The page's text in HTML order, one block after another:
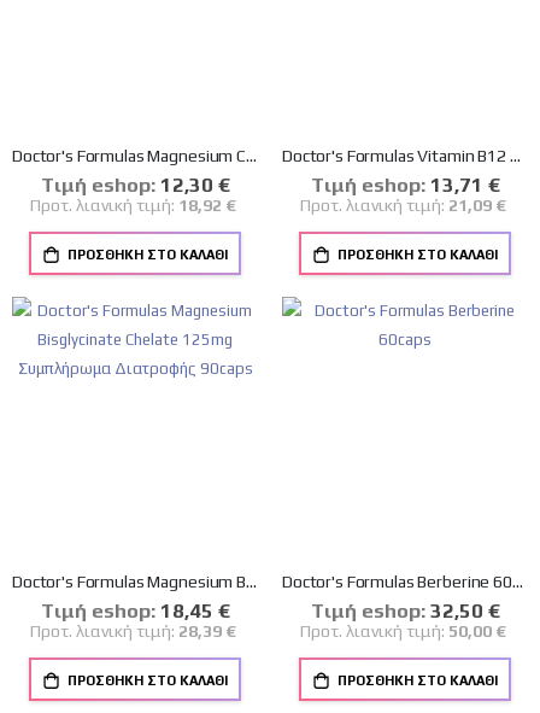
Doctor's Formulas Magnesium Citrate 200mg Συμπλήρωμα Διατροφής 60tabs
Tιμή eshop: Ειδική
Τιμή
12,30 €
Προτ. λιανική τιμή: 18,92 €
ΠΡΟΣΘΉΚΗ ΣΤΟ ΚΑΛΆΘΙ
Doctor's Formulas Vitamin B12 Spray 30ml Doctor's Formulas Vitamin B12 Spray 30ml
Tιμή eshop: Ειδική
Τιμή
13,71 €
Προτ. λιανική τιμή: 21,09 €
ΠΡΟΣΘΉΚΗ ΣΤΟ ΚΑΛΆΘΙ
Doctor's Formulas Magnesium Bisglycinate Chelate 125mg Συμπλήρωμα Διατροφής 90caps
Tιμή eshop: Ειδική
Τιμή
18,45 €
Προτ. λιανική τιμή: 28,39 €
ΠΡΟΣΘΉΚΗ ΣΤΟ ΚΑΛΆΘΙ
Doctor's Formulas Berberine 60caps
Tιμή eshop: Ειδική
Τιμή
32,50 €
Προτ. λιανική τιμή: 50,00 €
ΠΡΟΣΘΉΚΗ ΣΤΟ ΚΑΛΆΘΙ